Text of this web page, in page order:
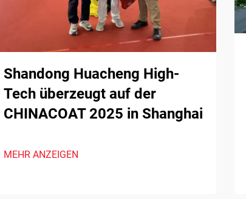
Shandong Huacheng High-
Tech überzeugt auf der
CHINACOAT 2025 in Shanghai
MEHR ANZEIGEN